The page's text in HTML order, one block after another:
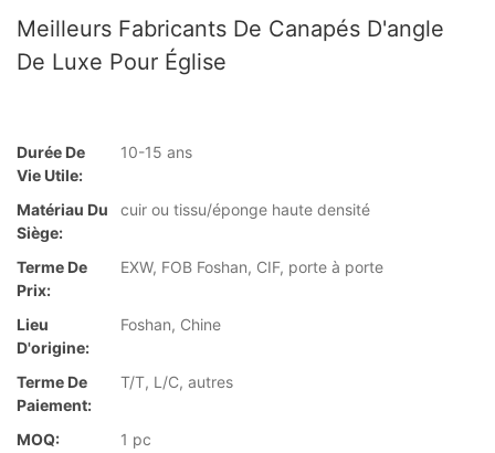
Meilleurs Fabricants De Canapés D'angle
De Luxe Pour Église
Durée De
Vie Utile:
10-15 ans
Matériau Du
Siège:
cuir ou tissu/éponge haute densité
Terme De
Prix:
EXW, FOB Foshan, CIF, porte à porte
Lieu
D'origine:
Foshan, Chine
Terme De
Paiement:
T/T, L/C, autres
MOQ:
1 pc